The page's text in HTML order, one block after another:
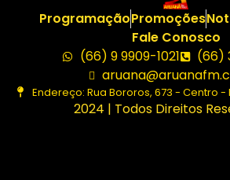
ProgramaçãoPromoções
Fale Conosco
(66) 9 9909-1021
(66)
Endereço: Rua Bororos, 673 - Centro
2024 | Todos Direitos